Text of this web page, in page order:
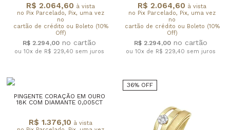
R$ 2.064,60 à vista
no Pix Parcelado, Pix, uma vez
no
cartão de crédito ou Boleto (10%
Off)
R$ 2.294,00
ou 10x de R$ 229,40 sem juros
R$ 2.064,60 à vista
no Pix Parcelado, Pix, uma vez
no
cartão de crédito ou Boleto (10%
Off)
R$ 2.294,00
ou 10x de R$ 229,40 sem juros
PINGENTE CORAÇÃO EM OURO
18K COM DIAMANTE 0,005CT
R$ 1.376,10 à vista
36% OFF